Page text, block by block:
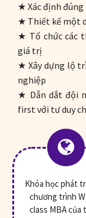
Khóa học phát
chương trình
class MBA của
★ Xác định
★ Thiết kế một
★ Tổ chức các
giá trị
★ Xây dựng lộ
nghiệp
★ Dẫn dắt đội
first với tư duy